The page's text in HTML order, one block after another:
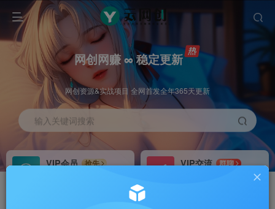
网创网赚 ∞ 稳定更新
网创资源&实战项目 全网首发全年365天更新
输入关键词搜索
VIP会员
抢先
VIP交流
群聊
研究探讨更多创业项目路子。